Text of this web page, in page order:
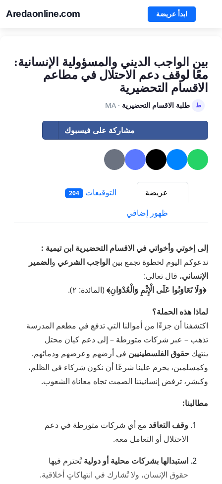
Aredaonline.com ابدأ عريضة
بين الواجب الديني والمسؤولية الإنسانية:
معًا لوقف دعم الاحتلال في مطاعم
الاقسام التحضيرية
ط طلبة الاقسام التحضيرية · MA
مشاركة على فيسبوك
عريضة التوقيعات 204
ظهور إضافي
إلى إخوتي وأخواتي في الاقسام التحضيرية ابن تيمية :
ندعوكم اليوم لخطوة تجمع بين الواجب الشرعي والضمير
الإنساني، قال تعالى:
﴿وَلَا تَعَاوَنُوا عَلَى الْإِثْمِ وَالْعُدْوَانِ﴾(المائدة: ٢).
لماذا هذه الحملة؟
اكتشفنا أن جزءًا من أموالنا التي تدفع في مطعم المدرسة
تذهب – عبر شركات متورطة – إلى دعم كيان محتل
ينتهك حقوق الفلسطينيين في أرضهم وعرضهم ودمائهم.
وكمسلمين، يحرم علينا شرعًا أن نكون شركاء في الظلم،
وكبشر، ترفض إنسانيتنا الصمت تجاه معاناة الشعوب.
مطالبنا:
وقف التعاقد مع أي شركات متورطة في دعم
الاحتلال أو التعامل معه.
استبدالها بشركات محلية أو دوليةتُحترم فيها
حقوق الإنسان، ولا تُشارك في انتهاكاتٍ أخلاقية.